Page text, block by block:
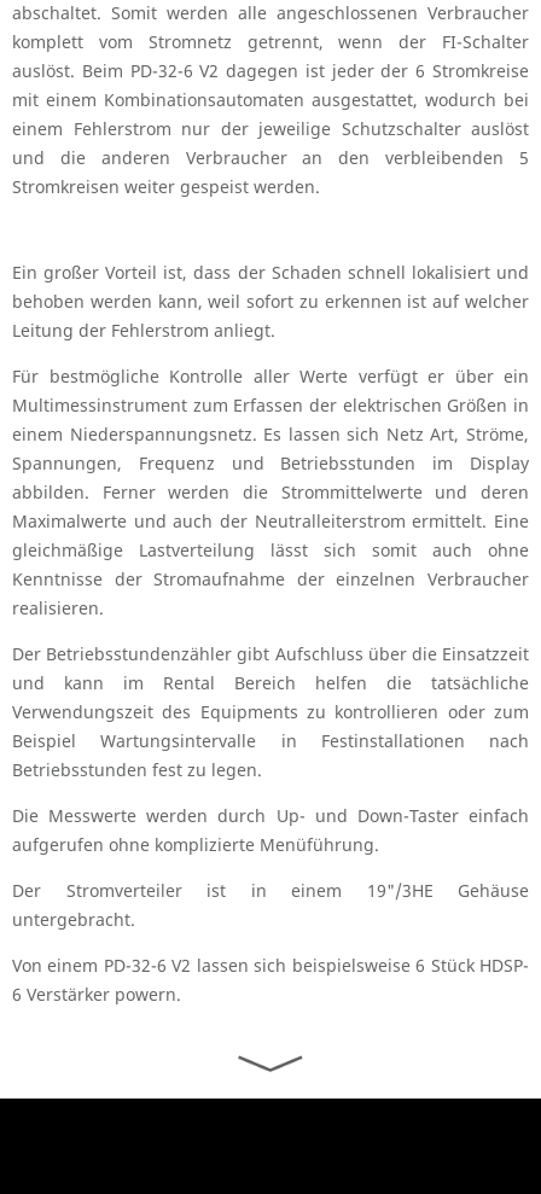
abschaltet. Somit werden alle angeschlossenen Verbraucher
komplett vom Stromnetz getrennt, wenn der FI-Schalter
auslöst. Beim PD-32-6 V2 dagegen ist jeder der 6 Stromkreise
mit einem Kombinationsautomaten ausgestattet, wodurch bei
einem Fehlerstrom nur der jeweilige Schutzschalter auslöst
und die anderen Verbraucher an den verbleibenden 5
Stromkreisen weiter gespeist werden.
Ein großer Vorteil ist, dass der Schaden schnell lokalisiert und
behoben werden kann, weil sofort zu erkennen ist auf welcher
Leitung der Fehlerstrom anliegt.
Für bestmögliche Kontrolle aller Werte verfügt er über ein
Multimessinstrument zum Erfassen der elektrischen Größen in
einem Niederspannungsnetz. Es lassen sich Netz Art, Ströme,
Spannungen, Frequenz und Betriebsstunden im Display
abbilden. Ferner werden die Strommittelwerte und deren
Maximalwerte und auch der Neutralleiterstrom ermittelt. Eine
gleichmäßige Lastverteilung lässt sich somit auch ohne
Kenntnisse der Stromaufnahme der einzelnen Verbraucher
realisieren.
Der Betriebsstundenzähler gibt Aufschluss über die Einsatzzeit
und kann im Rental Bereich helfen die tatsächliche
Verwendungszeit des Equipments zu kontrollieren oder zum
Beispiel Wartungsintervalle in Festinstallationen nach
Betriebsstunden fest zu legen.
Die Messwerte werden durch Up- und Down-Taster einfach
aufgerufen ohne komplizierte Menüführung.
Der Stromverteiler ist in einem 19"/3HE Gehäuse
untergebracht.
Von einem PD-32-6 V2 lassen sich beispielsweise 6 Stück HDSP-
6 Verstärker powern.